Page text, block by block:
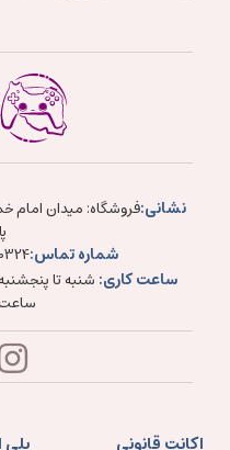
نشانی:فروشگاه: میدان امام
شماره تماس:
ساعت کاری:
ساعت ۱۰:۳۰ تا
اکانت قانونی